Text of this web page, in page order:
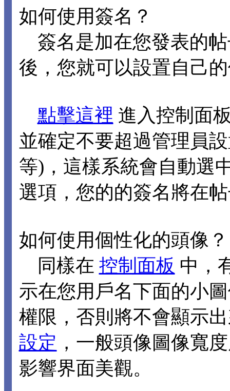
如何使用簽名？
簽名是加在您發表的
後，您就可以設置自己
點擊這裡 進入控制面
並確定不要超過管理員
等)，這樣系統會自動選
選項，您的的簽名將在
如何使用個性化的頭像？
同樣在 控制面板 中，
示在您用戶名下面的小
權限，否則將不會顯示
設定 ，一般頭像圖像寬
影響界面美觀。